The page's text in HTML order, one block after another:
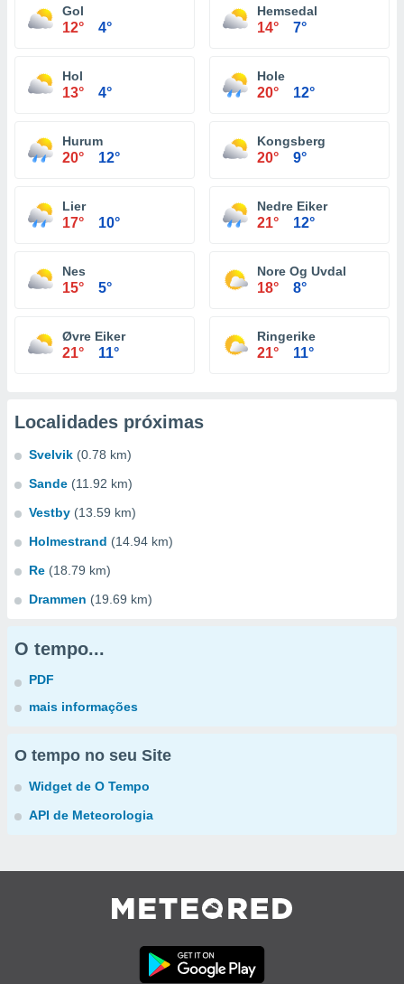
Gol
12° 4°
Hemsedal
14° 7°
Hol
13° 4°
Hole
20° 12°
Hurum
20° 12°
Kongsberg
20° 9°
Lier
17° 10°
Nedre Eiker
21° 12°
Nes
15° 5°
Nore Og Uvdal
18° 8°
Øvre Eiker
21° 11°
Ringerike
21° 11°
Localidades próximas
Svelvik (0.78 km)
Sande (11.92 km)
Vestby (13.59 km)
Holmestrand (14.94 km)
Re (18.79 km)
Drammen (19.69 km)
O tempo...
PDF
mais informações
O tempo no seu Site
Widget de O Tempo
API de Meteorologia